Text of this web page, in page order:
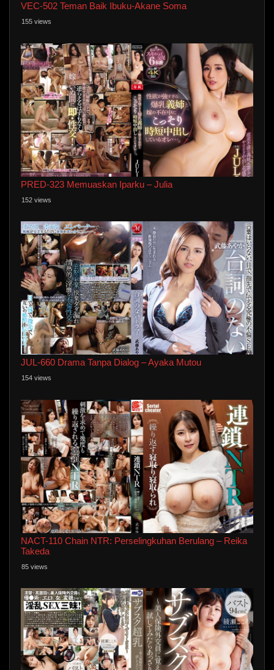
VEC-502 Teman Baik Ibuku-Akane Soma
155 views
PRED-323 Memuaskan Iparku – Julia
152 views
JUL-660 Drama Tanpa Dialog – Ayaka Mutou
154 views
NACT-110 Chain NTR: Perselingkuhan Berulang – Reika
Takeda
85 views